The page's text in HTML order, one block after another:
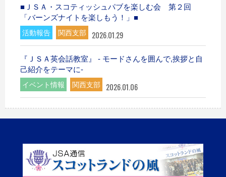
■ＪＳＡ・スコティッシュパブを楽しむ会 第２回
「バーンズナイトを楽しもう！」■
活動報告 関西支部 2026.01.29
『ＪＳＡ英会話教室』 - モードさんを囲んで,挨拶と自
己紹介をテーマに-
イベント情報 関西支部 2026.01.06